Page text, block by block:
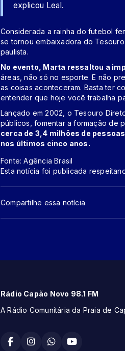
explicou Leal.
Considerada a rainha do futebol
se tornou embaixadora do
paulista.
No evento, Marta ressaltou a
áreas, não só no esporte. E não
as coisas aconteceram. Basta ter
entender que hoje você trabalha
Lançado em 2002, o Tesouro
públicos, fomentar a formação de
cerca de 3,4 milhões de
nos últimos cinco anos.
Fonte: Agência Brasil
Esta notícia foi publicada
Compartilhe essa notícia
Rádio Capão Novo 98.1 FM
A Rádio Comunitária da Praia de